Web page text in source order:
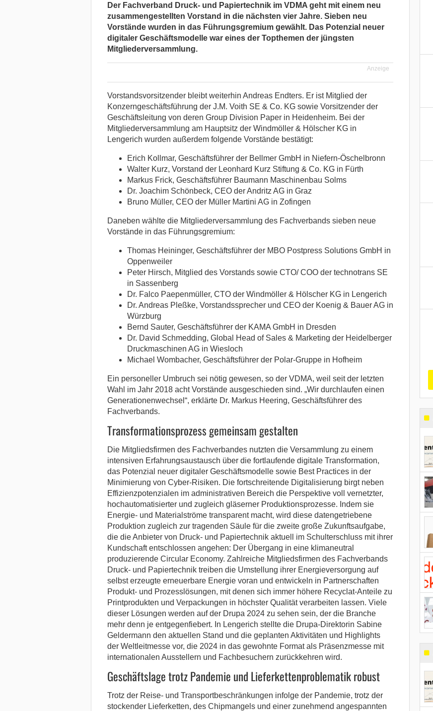
Der Fachverband Druck- und Papiertechnik im VDMA geht mit einem neu
zusammengestellten Vorstand in die nächsten vier Jahre. Sieben neu
Vorstände wurden in das Führungsgremium gewählt. Das Potenzial neuer
digitaler Geschäftsmodelle war eines der Topthemen der jüngsten
Mitgliederversammlung.
Anzeige
Vorstandsvorsitzender bleibt weiterhin Andreas Endters. Er ist Mitglied der
Konzerngeschäftsführung der J.M. Voith SE & Co. KG sowie Vorsitzender der
Geschäftsleitung von deren Group Division Paper in Heidenheim. Bei der
Mitgliederversammlung am Hauptsitz der Windmöller & Hölscher KG in
Lengerich wurden außerdem folgende Vorstände bestätigt:
Erich Kollmar, Geschäftsführer der Bellmer GmbH in Niefern-Öschelbronn
Walter Kurz, Vorstand der Leonhard Kurz Stiftung & Co. KG in Fürth
Markus Frick, Geschäftsführer Baumann Maschinenbau Solms
Dr. Joachim Schönbeck, CEO der Andritz AG in Graz
Bruno Müller, CEO der Müller Martini AG in Zofingen
Daneben wählte die Mitgliederversammlung des Fachverbands sieben neue
Vorstände in das Führungsgremium:
Thomas Heininger, Geschäftsführer der MBO Postpress Solutions GmbH in
Oppenweiler
Peter Hirsch, Mitglied des Vorstands sowie CTO/ COO der technotrans SE
in Sassenberg
Dr. Falco Paepenmüller, CTO der Windmöller & Hölscher KG in Lengerich
Dr. Andreas Pleßke, Vorstandssprecher und CEO der Koenig & Bauer AG in
Würzburg
Bernd Sauter, Geschäftsführer der KAMA GmbH in Dresden
Dr. David Schmedding, Global Head of Sales & Marketing der Heidelberger
Druckmaschinen AG in Wiesloch
Michael Wombacher, Geschäftsführer der Polar-Gruppe in Hofheim
Ein personeller Umbruch sei nötig gewesen, so der VDMA, weil seit der letzten
Wahl im Jahr 2018 acht Vorstände ausgeschieden sind. „Wir durchlaufen einen
Generationenwechsel“, erklärte Dr. Markus Heering, Geschäftsführer des
Fachverbands.
Transformationsprozess gemeinsam gestalten
Die Mitgliedsfirmen des Fachverbandes nutzten die Versammlung zu einem
intensiven Erfahrungsaustausch über die fortlaufende digitale Transformation,
das Potenzial neuer digitaler Geschäftsmodelle sowie Best Practices in der
Minimierung von Cyber-Risiken. Die fortschreitende Digitalisierung birgt neben
Effizienzpotenzialen im administrativen Bereich die Perspektive voll vernetzter,
hochautomatisierter und zugleich gläserner Produktionsprozesse. Indem sie
Energie- und Materialströme transparent macht, wird diese datengetriebene
Produktion zugleich zur tragenden Säule für die zweite große Zukunftsaufgabe,
die die Anbieter von Druck- und Papiertechnik aktuell im Schulterschluss mit ihrer
Kundschaft entschlossen angehen: Der Übergang in eine klimaneutral
produzierende Circular Economy. Zahlreiche Mitgliedsfirmen des Fachverbands
Druck- und Papiertechnik treiben die Umstellung ihrer Energieversorgung auf
selbst erzeugte erneuerbare Energie voran und entwickeln in Partnerschaften
Produkt- und Prozesslösungen, mit denen sich immer höhere Recyclat-Anteile zu
Printprodukten und Verpackungen in höchster Qualität verarbeiten lassen. Viele
dieser Lösungen werden auf der Drupa 2024 zu sehen sein, der die Branche
mehr denn je entgegenfiebert. In Lengerich stellte die Drupa-Direktorin Sabine
Geldermann den aktuellen Stand und die geplanten Aktivitäten und Highlights
der Weltleitmesse vor, die 2024 in das gewohnte Format als Präsenzmesse mit
internationalen Ausstellern und Fachbesuchern zurückkehren wird.
Geschäftslage trotz Pandemie und Lieferkettenproblematik robust
Trotz der Reise- und Transportbeschränkungen infolge der Pandemie, trotz der
stockender Lieferketten, des Chipmangels und einer zunehmend angespannten